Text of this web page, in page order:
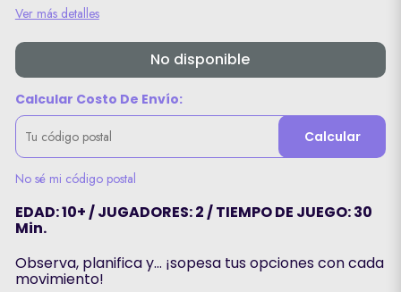
Ver más detalles
No disponible
Calcular Costo De Envío:
Calcular
No sé mi código postal
EDAD: 10+ / JUGADORES: 2 / TIEMPO DE JUEGO: 30
Min.
Observa, planifica y… ¡sopesa tus opciones con cada
movimiento!